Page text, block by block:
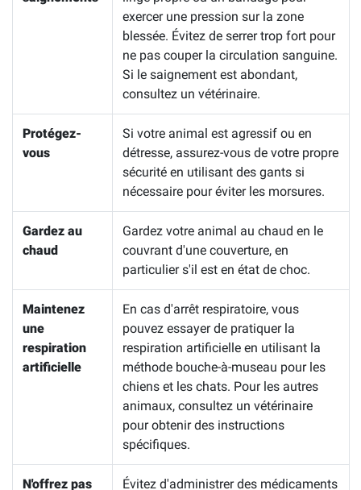
exercer une pression sur la zone
blessée. Évitez de serrer trop fort pour
ne pas couper la circulation sanguine.
Si le saignement est abondant,
consultez un vétérinaire.
Protégez-
vous
Si votre animal est agressif ou en
détresse, assurez-vous de votre propre
sécurité en utilisant des gants si
nécessaire pour éviter les morsures.
Gardez au
chaud
Gardez votre animal au chaud en le
couvrant d'une couverture, en
particulier s'il est en état de choc.
Maintenez
une
respiration
artificielle
En cas d'arrêt respiratoire, vous
pouvez essayer de pratiquer la
respiration artificielle en utilisant la
méthode bouche-à-museau pour les
chiens et les chats. Pour les autres
animaux, consultez un vétérinaire
pour obtenir des instructions
spécifiques.
N'offrez pas
Évitez d'administrer des médicaments